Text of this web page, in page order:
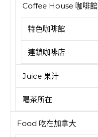
Coffee House 咖啡館
特色咖啡館
連鎖咖啡店
Juice 果汁
喝茶所在
Food 吃在加拿大